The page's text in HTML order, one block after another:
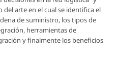
arte en el cual se identifica el
de suministro, los tipos de
herramientas de
y finalmente los beneficios